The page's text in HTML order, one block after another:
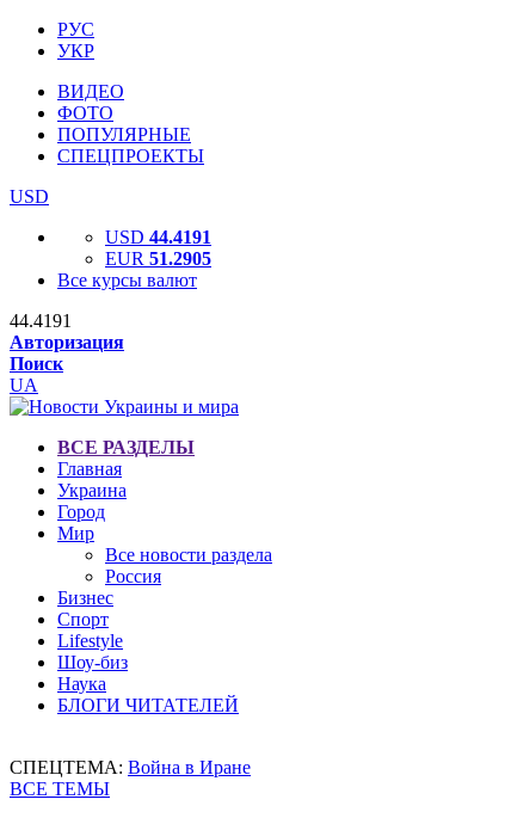
РУС
УКР
ВИДЕО
ФОТО
ПОПУЛЯРНЫЕ
СПЕЦПРОЕКТЫ
USD
USD 44.4191
EUR 51.2905
Все курсы валют
44.4191
Авторизация
Поиск
UA
ВСЕ РАЗДЕЛЫ
Главная
Украина
Город
Мир
Все новости раздела
Россия
Бизнес
Спорт
Lifestyle
Шоу-биз
Наука
БЛОГИ ЧИТАТЕЛЕЙ
СПЕЦТЕМА: Война в Иране
ВСЕ ТЕМЫ